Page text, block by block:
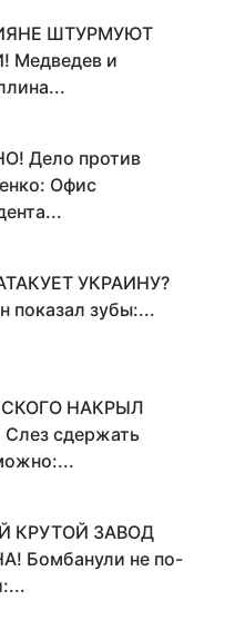
ШТУРМУЮТ
Медведев и
Дело против
Офис
УКРАИНУ?
показал зубы:...
НАКРЫЛ
Слез сдержать
КРУТОЙ ЗАВОД
Бомбанули не по-